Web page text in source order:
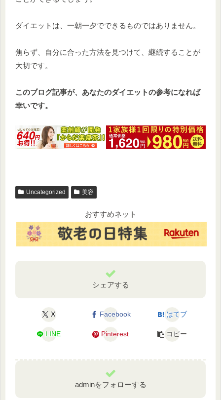
ダイエットは、一朝一夕でできるものではありません。
焦らず、自分に合った方法を見つけて、継続することが
大切です。
このブログ記事が、あなたのダイエットの参考になれば
幸いです。
Uncategorized 美容
おすすめネット
シェアする
X Facebook はてブ
LINE Pinterest コピー
adminをフォローする